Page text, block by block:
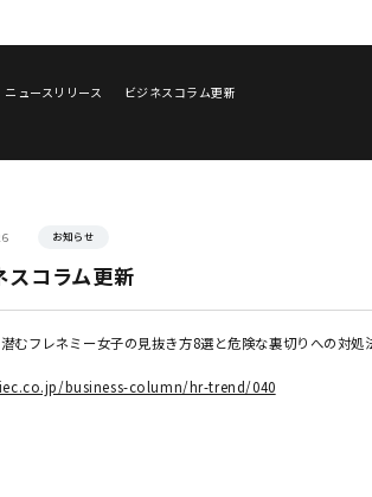
ニュースリリース ビジネスコラム更新
お知らせ
スコラム更新
潜むフレネミー女子の見抜き方8選と危険な裏切りへの対
business-column/hr-trend/040